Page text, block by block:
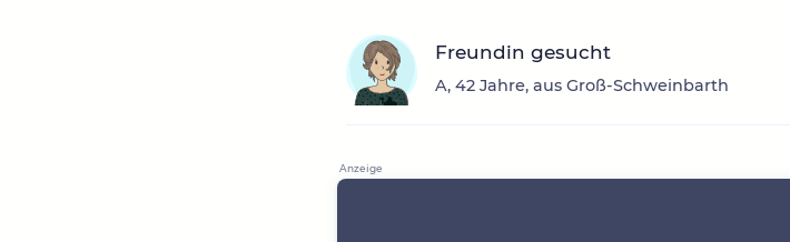
Freundin gesucht
A, 42 Jahre, aus Groß-Schweinbarth